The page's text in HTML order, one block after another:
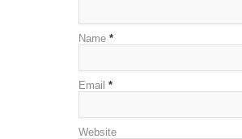
Name *
Email *
Website